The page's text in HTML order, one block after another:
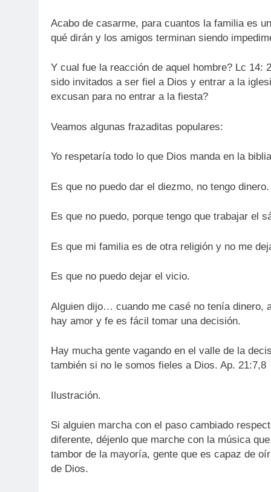
Acabo de casarme, para cuantos la familia es
qué dirán y los amigos terminan siendo
Y cual fue la reacción de aquel hombre? Lc 14:
sido invitados a ser fiel a Dios y entrar a la
excusan para no entrar a la fiesta?
Veamos algunas frazaditas populares:
Yo respetaría todo lo que Dios manda en la
Es que no puedo dar el diezmo, no tengo dinero.
Es que no puedo, porque tengo que trabajar el
Es que mi familia es de otra religión y no me
Es que no puedo dejar el vicio.
Alguien dijo… cuando me casé no tenía dinero,
hay amor y fe es fácil tomar una decisión.
Hay mucha gente vagando en el valle de la
también si no le somos fieles a Dios. Ap. 21:7,8
Ilustración.
Si alguien marcha con el paso cambiado
diferente, déjenlo que marche con la música
tambor de la mayoría, gente que es capaz de
de Dios.